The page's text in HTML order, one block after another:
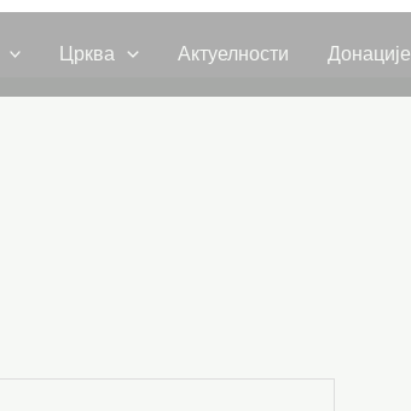
Црква Актуелности Донације